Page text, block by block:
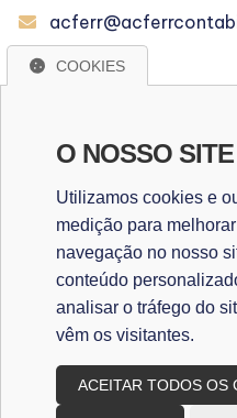
Redes Sociais
COOKIES
O NOSSO
Utilizamos cookies e
medição para
navegação no nosso
conteúdo
analisar o tráfego do
vêm os visitantes.
ACEITAR TODOS OS